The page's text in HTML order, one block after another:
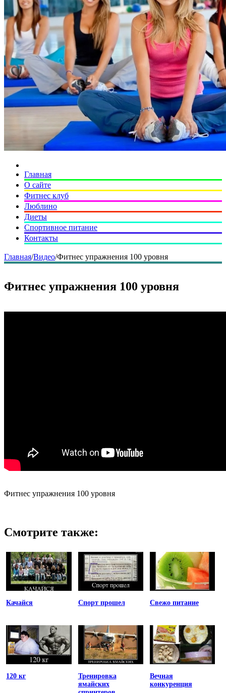
Главная
О сайте
Фитнес клуб
Люблино
Диеты
Спортивное питание
Контакты
Главная/Видео/Фитнес упражнения 100 уровня
Фитнес упражнения 100 уровня
Фитнес упражнения 100 уровня
Смотрите также:
Качайся Спорт прошел Свежо питание
120 кг
Тренировка
ямайских
Вечная
конкуренция